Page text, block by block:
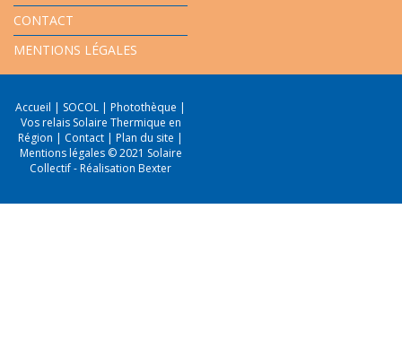
CONTACT
MENTIONS LÉGALES
Accueil | SOCOL | Photothèque |
Vos relais Solaire Thermique en
Région | Contact | Plan du site |
Mentions légales © 2021 Solaire
Collectif -Réalisation Bexter